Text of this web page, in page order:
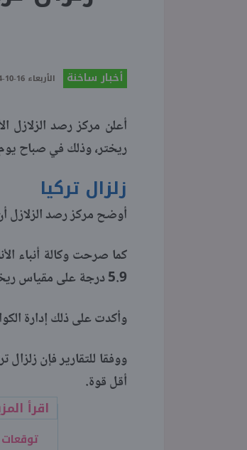
أخبار ساخنة الأربعاء 16-10-2024 11:45 صـ
ريختر، وذلك في صباح يوم الأربعاء
زلزال تركيا
أوضح مركز رصد الزلازل أن عمق زلزال
كما صرحت وكالة أنباء
5.9 درجة على مقياس ريختر.
وأكدت على ذلك إدارة
أقل قوة.
اقرأ